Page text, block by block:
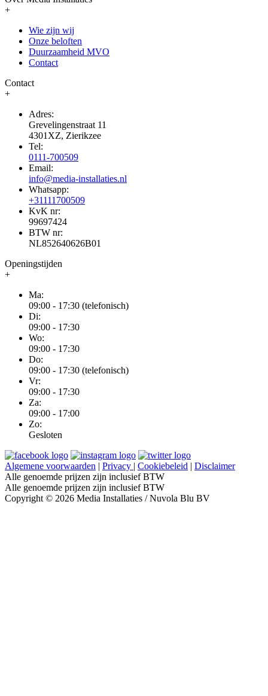
+
Wie zijn wij
Onze beloften
Duurzaamheid MVO
Contact
Contact
+
Adres:
Grevelingenstraat 11
4301XZ, Zierikzee
Tel:
0111-700509
Email:
info@media-installaties.nl
Whatsapp:
+31111700509
KvK nr:
99697424
BTW nr:
NL852640626B01
Openingstijden
+
Ma:
09:00 - 17:30 (telefonisch)
Di:
09:00 - 17:30
Wo:
09:00 - 17:30
Do:
09:00 - 17:30 (telefonisch)
Vr:
09:00 - 17:30
Za:
09:00 - 17:00
Zo:
Gesloten
Algemene voorwaarden | Privacy | Cookiebeleid | Disclaimer
Alle genoemde prijzen zijn inclusief BTW
Alle genoemde prijzen zijn inclusief BTW
Copyright © 2026 Media Installaties / Nuvola Blu BV